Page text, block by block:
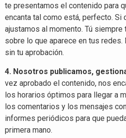
te presentamos el contenido para
encanta tal como está, perfecto. Si
ajustamos al momento. Tú
sobre lo que aparece en tus redes.
sin tu aprobación.
4. Nosotros publicamos,
vez aprobado el contenido, nos
los horarios óptimos para llegar a
los comentarios y los mensajes
informes periódicos para que
primera mano.